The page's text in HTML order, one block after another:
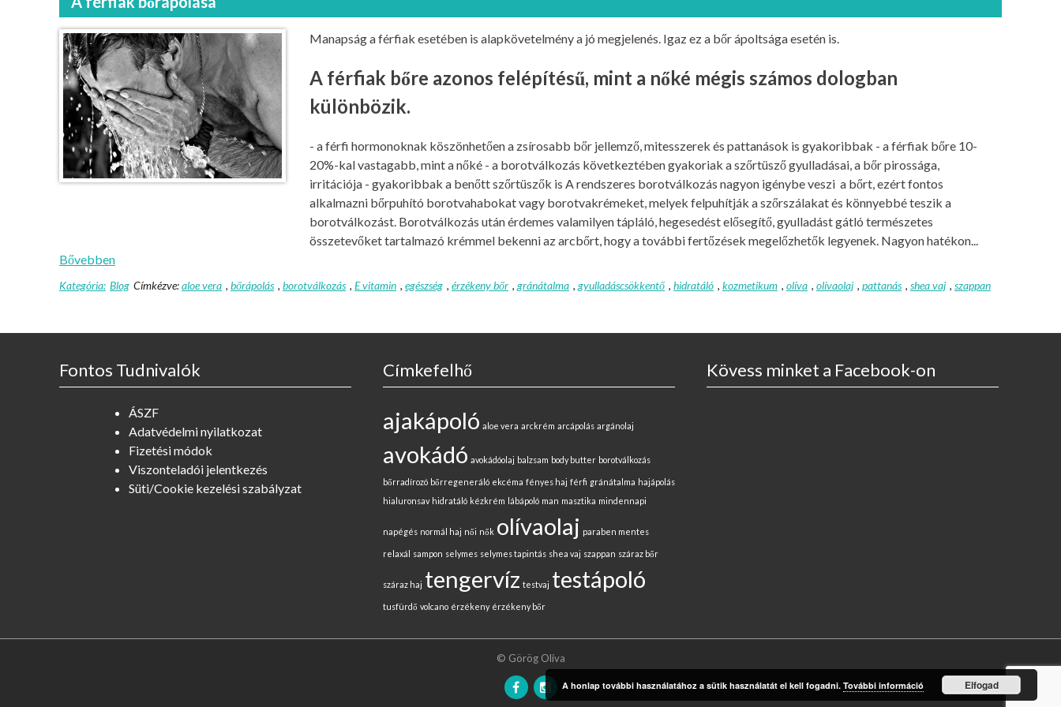
Manapság a férfiak esetében is alapkövetelmény a jó megjelenés. Igaz ez a bőr ápoltsága esetén is.
A férfiak bőre azonos felépítésű, mint a nőké mégis számos dologban
különbözik.
- a férfi hormonoknak köszönhetően a zsírosabb bőr jellemző, mitesszerek és pattanások is gyakoribbak - a férfiak bőre 10-
20%-kal vastagabb, mint a nőké - a borotválkozás következtében gyakoriak a szőrtüsző gyulladásai, a bőr pirossága,
irritációja - gyakoribbak a benőtt szőrtüszők is A rendszeres borotválkozás nagyon igénybe veszi a bőrt, ezért fontos
alkalmazni bőrpuhító borotvahabokat vagy borotvakrémeket, melyek felpuhítják a szőrszálakat és könnyebbé teszik a
borotválkozást. Borotválkozás után érdemes valamilyen tápláló, hegesedést elősegítő, gyulladást gátló természetes
összetevőket tartalmazó krémmel bekenni az arcbőrt, hogy a további fertőzések megelőzhetők legyenek. Nagyon hatékon...
Bővebben
Kategória: Blog Címkézve:aloe vera , bőrápolás , borotválkozás , E vitamin , egészség , érzékeny bőr , gránátalma , gyulladáscsökkentő , hidratáló , kozmetikum , olíva , olívaolaj , pattanás , shea vaj , szappan
Fontos Tudnivalók
ÁSZF
Adatvédelmi nyilatkozat
Fizetési módok
Viszonteladói jelentkezés
Süti/Cookie kezelési szabályzat
Címkefelhő
ajakápoló aloe vera arckrém arcápolás argánolaj
avokádó avokádóolaj balzsam body butter borotválkozás
bőrradírozó bőrregeneráló ekcéma fényes haj férfi gránátalma hajápolás
hialuronsav hidratáló kézkrém lábápoló man masztika mindennapi
napégés normál haj női nők olívaolaj paraben mentes
relaxál sampon selymes selymes tapintás shea vaj szappan száraz bőr
száraz haj tengervíz testvaj testápoló
tusfürdő volcano érzékeny érzékeny bőr
Kövess minket a Facebook-on
© Görög Olíva
A honlap további használatához a sütik használatát el kell fogadni. További információ Elfogad